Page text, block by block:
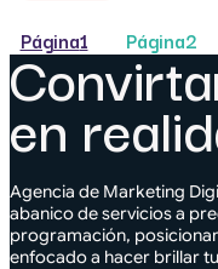
Página1 Página2
en
Agencia de Marketing
abanico de servicios a
programación,
enfocado a hacer brillar